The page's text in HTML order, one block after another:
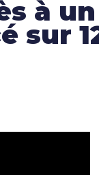
à un
sur